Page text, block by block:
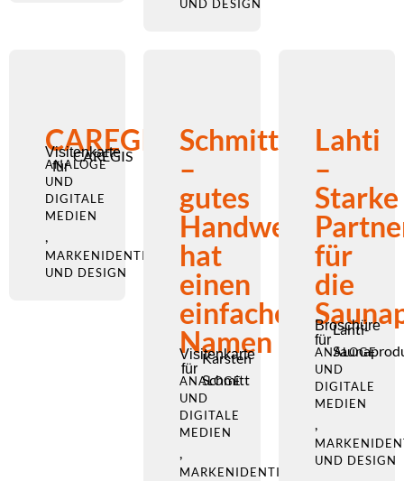
UND DESIGN
CAREGIS
Visitenkarte
für
CAREGIS
ANALOGE
UND
DIGITALE
MEDIEN
,
MARKENIDENTITÄT
UND DESIGN
Schmitt
–
gutes
Handwerk
hat
einen
einfachen
Namen
Visitenkarte
für
Karsten
Schmitt
ANALOGE
UND
DIGITALE
MEDIEN
,
MARKENIDENTITÄT
Lahti
–
Starke
für
die
Broschüre
für
Lahti-
ANALOGE
UND
DIGITALE
MEDIEN
,
UND DESIGN